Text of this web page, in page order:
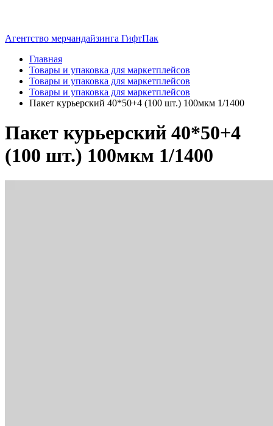
Агентство мерчандайзинга ГифтПак
Главная
Товары и упаковка для маркетплейсов
Товары и упаковка для маркетплейсов
Товары и упаковка для маркетплейсов
Пакет курьерский 40*50+4 (100 шт.) 100мкм 1/1400
Пакет курьерский 40*50+4
(100 шт.) 100мкм 1/1400